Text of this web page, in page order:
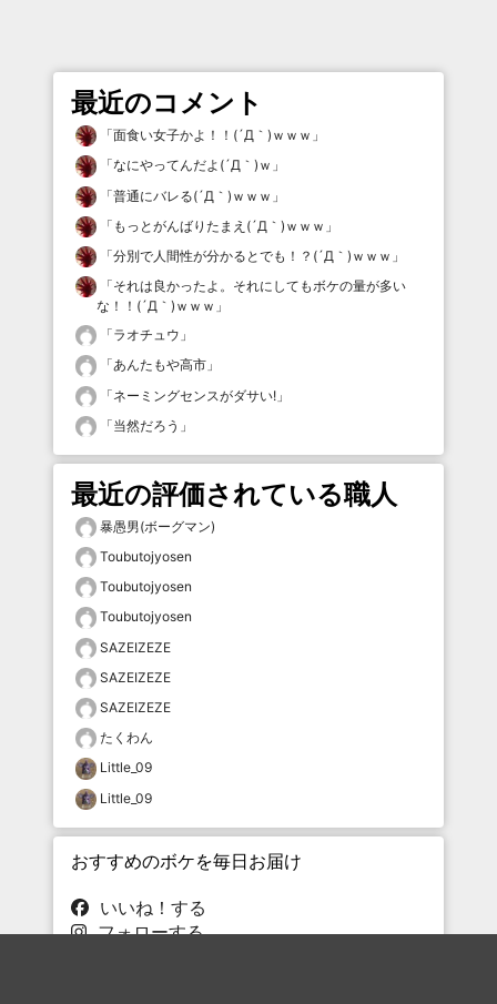
最近のコメント
「面食い女子かよ！！(´Д｀)ｗｗｗ 」
「なにやってんだよ(´Д｀)ｗ 」
「普通にバレる(´Д｀)ｗｗｗ 」
「 もっとがんばりたまえ(´Д｀)ｗｗｗ 」
「分別で人間性が分かるとでも！？(´Д｀)ｗｗｗ 」
「それは良かったよ。それにしてもボケの量が多い
な！！(´Д｀)ｗｗｗ 」
「ラオチュウ 」
「あんたもや高市 」
「ネーミングセンスがダサい! 」
「当然だろう 」
最近の評価されている職人
暴愚男(ボーグマン)
Toubutojyosen
Toubutojyosen
Toubutojyosen
SAZEIZEZE
SAZEIZEZE
SAZEIZEZE
たくわん
Little_09
Little_09
おすすめのボケを毎日お届け
いいね！する
フォローする